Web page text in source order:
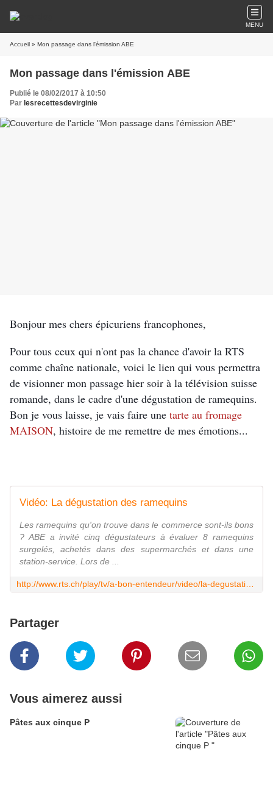
MENU
Accueil » Mon passage dans l'émission ABE
Mon passage dans l'émission ABE
Publié le 08/02/2017 à 10:50
Par lesrecettesdevirginie
Bonjour mes chers épicuriens francophones,
Pour tous ceux qui n'ont pas la chance d'avoir la RTS
comme chaîne nationale, voici le lien qui vous permettra
de visionner mon passage hier soir à la télévision suisse
romande, dans le cadre d'une dégustation de ramequins.
Bon je vous laisse, je vais faire une tarte au fromage
MAISON, histoire de me remettre de mes émotions...
Vidéo: La dégustation des ramequins
Les ramequins qu'on trouve dans le commerce sont-ils bons
? ABE a invité cinq dégustateurs à évaluer 8 ramequins
surgelés, achetés dans des supermarchés et dans une
station-service. Lors de ...
Partager
Vous aimerez aussi
Pâtes aux cinque P